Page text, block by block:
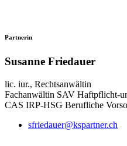
Partnerin
Susanne Friedauer
lic. iur., Rechtsanwältin
Fachanwältin SAV Haftpflicht-
CAS IRP-HSG Berufliche
sfriedauer@kspartner.ch